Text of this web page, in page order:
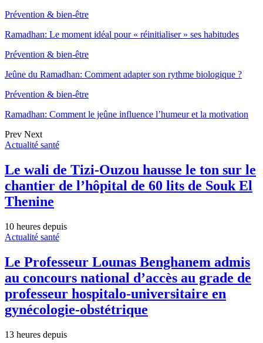
Prévention & bien-être
Ramadhan: Le moment idéal pour « réinitialiser » ses habitudes
Prévention & bien-être
Jeûne du Ramadhan: Comment adapter son rythme biologique ?
Prévention & bien-être
Ramadhan: Comment le jeûne influence l’humeur et la motivation
Prev Next
Actualité santé
Le wali de Tizi-Ouzou hausse le ton sur le
chantier de l’hôpital de 60 lits de Souk El
Thenine
10 heures depuis
Actualité santé
Le Professeur Lounas Benghanem admis
au concours national d’accès au grade de
professeur hospitalo-universitaire en
gynécologie-obstétrique
13 heures depuis